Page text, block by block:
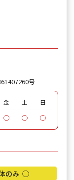
号
金 土
日
◯ ◯ ◯
のみ ◯